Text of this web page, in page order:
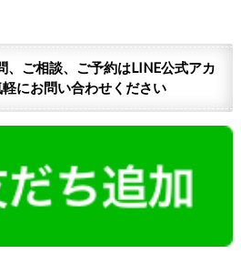
、ご相談、ご予約はLINE公式アカ
にお問い合わせください